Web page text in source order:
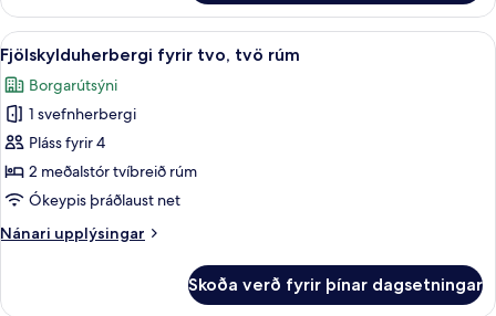
rúm
herbergi
með
tvíbreiðu
rúmi
-
meðalstórt
tvíbreitt
rúm
Skoða
allar
myndir
fyrir
Fjölskylduherbergi
fyrir
tvo,
rúm
Fjölskylduherbergi fyrir tvo, tvö
5
Fjölskylduherbergi fyrir tvo, tvö rúm
Borgarútsýni
1 svefnherbergi
Pláss fyrir 4
2 meðalstór tvíbreið rúm
Ókeypis þráðlaust net
Nánari upplýsingar
Nánari
fyrir
Skoða verð fyrir þínar dagsetningar